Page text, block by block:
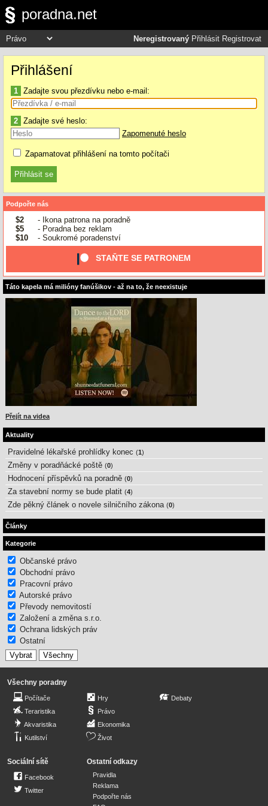
poradna.net
Neregistrovaný Přihlásit Registrovat
Přihlášení
1 Zadajte svou přezdívku nebo e-mail:
2 Zadajte své heslo:
Zapomenuté heslo
Zapamatovat přihlášení na tomto počítači
Podpořte nás
$2
- Ikona patrona na poradně
$5
- Poradna bez reklam
$10
- Soukromé poradenství
STAŇTE SE PATRONEM
Táto kapela má milióny fanúšikov - až na to, že neexistuje
Přejít na videa
Aktuality
Pravidelné lékařské prohlídky konec (1)
Změny v poradňácké poště (0)
Hodnocení příspěvků na poradně (0)
Za stavební normy se bude platit (4)
Zde pěkný článek o novele silničního zákona (0)
Články
Kategorie
Občanské právo
Obchodní právo
Pracovní právo
Autorské právo
Převody nemovitostí
Založení a změna s.r.o.
Ochrana lidských práv
Ostatní
Všechny poradny
Počítače
Teraristika
Akvaristika
Kutilství
Hry
Právo
Ekonomika
Život
Debaty
Sociální sítě
Facebook
Twitter
Ostatní odkazy
Pravidla
Reklama
Podpořte nás